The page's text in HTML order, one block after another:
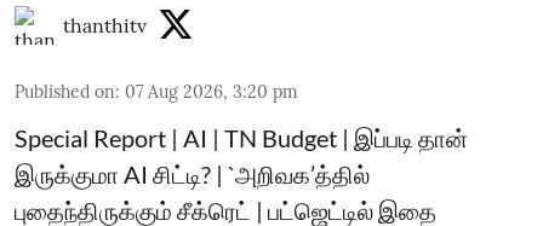
thanthitv
Published on: 07 Aug 2026, 3:20 pm
Special Report | AI | TN Budget | இப்படி தான்
இருக்குமா AI சிட்டி? | `அறிவக’த்தில்
புதைந்திருக்கும் சீக்ரெட் | பட்ஜெட்டில் இதை